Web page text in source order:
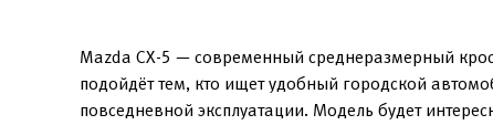
Mazda CX-5 — современный среднеразмерный
подойдёт тем, кто ищет удобный городской
повседневной эксплуатации. Модель будет